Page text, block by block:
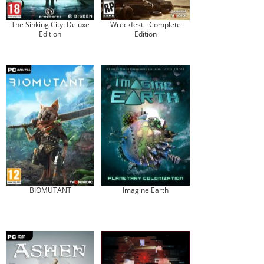
The Sinking City: Deluxe
Edition
Wreckfest - Complete
Edition
BIOMUTANT Imagine Earth